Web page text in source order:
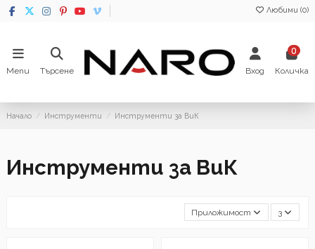
Любими (0)
Menu Търсене Вход
0
Количка
Начало Инструменти Инструменти за ВиК
Инструменти за ВиК
Приложимост 3